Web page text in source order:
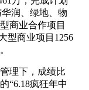
华润、绿地、物
商业合作项目
型商业项目1256
理下，成绩比
“6.18疯狂年中